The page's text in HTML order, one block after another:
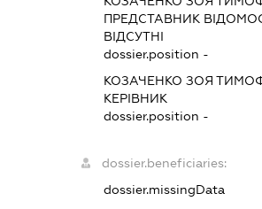
ПРЕДСТАВНИК
ВІДСУТНІ
dossier.position -
КОЗАЧЕНКО ЗОЯ
КЕРІВНИК
dossier.position -
dossier.beneficiaries:
dossier.missingData